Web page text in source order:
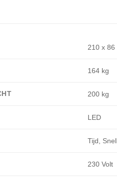
210 x 86
164 kg
200 kg
LED
Tijd,
230 Volt